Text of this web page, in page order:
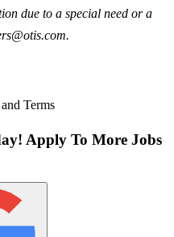
due to a special need or a
Terms
Apply To More Jobs